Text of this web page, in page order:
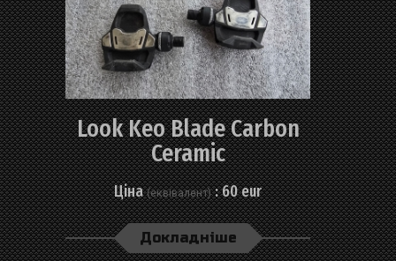
Look Keo Blade Carbon
Ceramic
Ціна(еквівалент): 60 eur
Докладніше